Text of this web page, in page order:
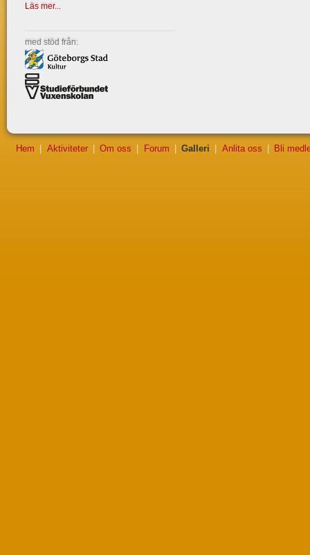
Läs mer...
med stöd från:
Hem | Aktiviteter | Om oss | Forum | Galleri | Anlita oss | Bli